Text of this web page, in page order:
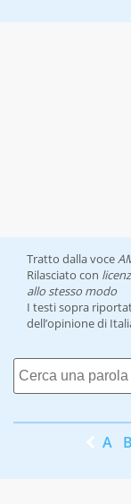
Tratto dalla voce
Rilasciato con
allo stesso modo
I testi sopra
dell’opinione di
A B